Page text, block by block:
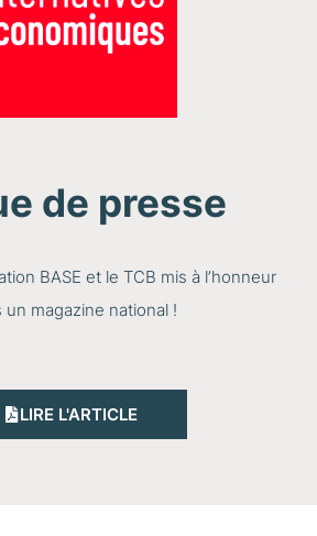
de presse
BASE et le TCB mis à l’honneur
un magazine national !
LIRE L'ARTICLE